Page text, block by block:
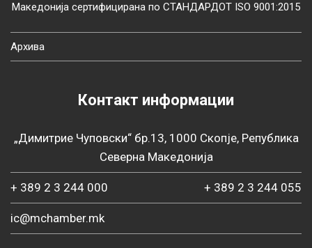
Македонија сертифицирана по СТАНДАРДОТ ISO 9001:2015
Архива
Контакт информации
„Димитрие Чуповски“ бр.13, 1000 Скопје, Република
Северна Македонија
+ 389 2 3 244 000 + 389 2 3 244 055
ic@mchamber.mk